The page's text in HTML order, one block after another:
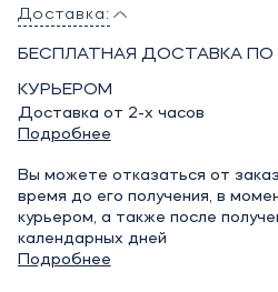
Доставка:
БЕСПЛАТНАЯ ДОСТАВКА ПО
КУРЬЕРОМ
Доставка от 2-х часов
Подробнее
Вы можете отказаться от
время до его получения, в
курьером, а также после
календарных дней
Подробнее